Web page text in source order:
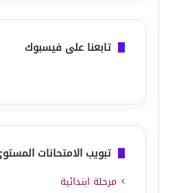
تابعنا على فيسبوك
تبويب الامتحانات
مرحلة ابتدائية